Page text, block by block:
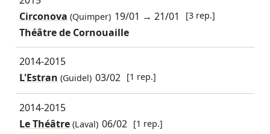
Circonova (Quimper) 19/01 →21/01 [3 rep.]
Théâtre de Cornouaille
2014-2015
L'Estran (Guidel) 03/02 [1 rep.]
2014-2015
Le Théâtre(Laval) 06/02 [1 rep.]